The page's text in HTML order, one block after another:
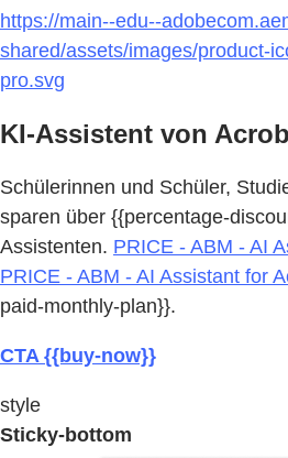
https://main--edu--
shared/assets/images/product-
pro.svg
KI-Assistent von
Schülerinnen und Schüler,
sparen über {{percentage-
Assistenten. PRICE - ABM - AI
PRICE - ABM - AI Assistant for
paid-monthly-plan}}.
CTA {{buy-now}}
style
Sticky-bottom